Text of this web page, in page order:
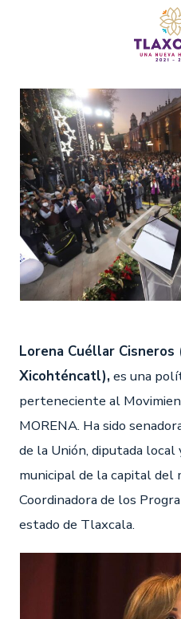
Lorena Cuéllar Cisneros
Xicohténcatl),es una
perteneciente al
MORENA. Ha sido
de la Unión, diputada
municipal de la capital del
Coordinadora de los
estado de Tlaxcala.